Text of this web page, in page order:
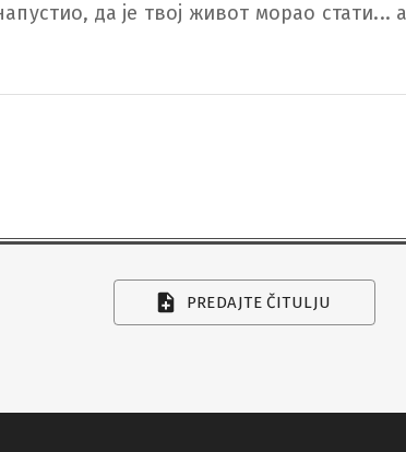
да је твој живот морао
PREDAJTE ČITULJU